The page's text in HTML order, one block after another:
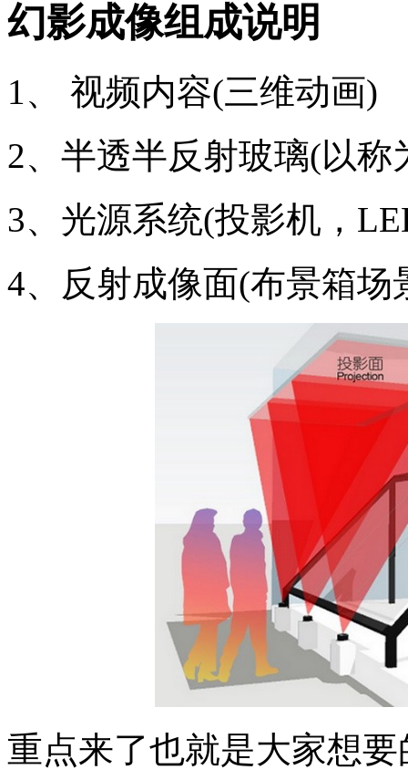
幻影成像组成说明
1、 视频内容(三维动画)
2、半透半反射玻璃(以称
3、光源系统(投影机，
4、反射成像面(布景箱场
重点来了也就是大家想